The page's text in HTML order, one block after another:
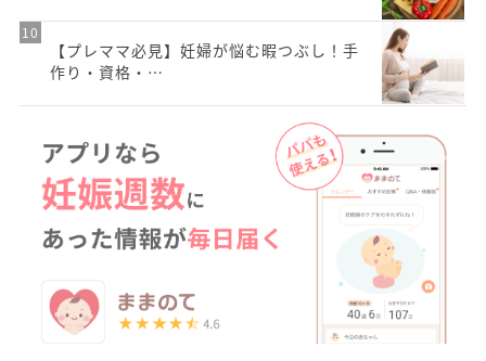
【プレママ必見】妊婦が悩む暇つぶし！手
作り・資格・…